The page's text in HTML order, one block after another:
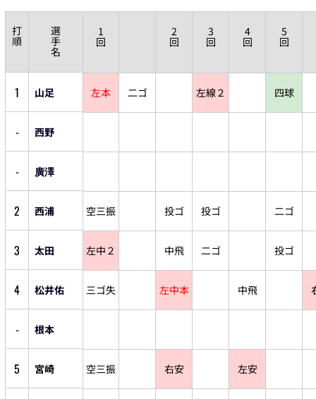
打
順
選
手
名
1
回
2
回
3
回
4
回
5
回
1 山足 左本 二ゴ 左線２ 四球
- 西野
- 廣澤
2 西浦 空三振 投ゴ 投ゴ 二ゴ
3 太田 左中２ 中飛 二ゴ 投ゴ
4 松井佑 三ゴ失 左中本 中飛
- 根本
5 宮崎 空三振 右安 左安